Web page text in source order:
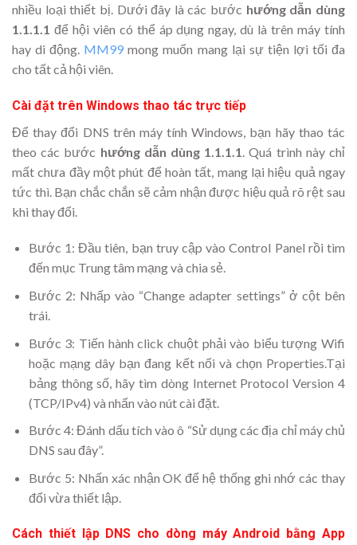
nhiều loại thiết bị. Dưới đây là các bước hướng dẫn dùng
1.1.1.1 để hội viên có thể áp dụng ngay, dù là trên máy tính
hay di động. MM99 mong muốn mang lại sự tiện lợi tối đa
cho tất cả hội viên.
Cài đặt trên Windows thao tác trực tiếp
Để thay đổi DNS trên máy tính Windows, bạn hãy thao tác
theo các bước hướng dẫn dùng 1.1.1.1 . Quá trình này chỉ
mất chưa đầy một phút để hoàn tất, mang lại hiệu quả ngay
tức thì. Bạn chắc chắn sẽ cảm nhận được hiệu quả rõ rệt sau
khi thay đổi.
Bước 1: Đầu tiên, bạn truy cập vào Control Panel rồi tìm
đến mục Trung tâm mạng và chia sẻ.
Bước 2: Nhấp vào “Change adapter settings” ở cột bên
trái.
Bước 3: Tiến hành click chuột phải vào biểu tượng Wifi
hoặc mạng dây bạn đang kết nối và chọn Properties.Tại
bảng thông số, hãy tìm dòng Internet Protocol Version 4
(TCP/IPv4) và nhấn vào nút cài đặt.
Bước 4: Đánh dấu tích vào ô “Sử dụng các địa chỉ máy chủ
DNS sau đây”.
Bước 5: Nhấn xác nhận OK để hệ thống ghi nhớ các thay
đổi vừa thiết lập.
Cách thiết lập DNS cho dòng máy Android bằng App